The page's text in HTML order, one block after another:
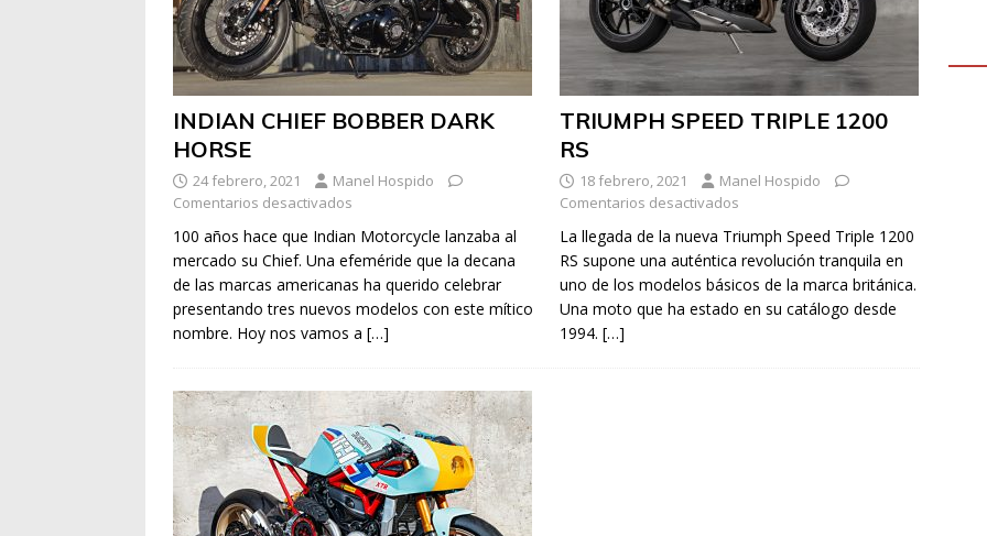
INDIAN CHIEF BOBBER DARK
HORSE
24 febrero, 2021
Manel Hospido
Comentarios desactivados
100 años hace que Indian Motorcycle lanzaba al
mercado su Chief. Una efeméride que la decana
de las marcas americanas ha querido celebrar
presentando tres nuevos modelos con este mítico
nombre. Hoy nos vamos a […]
TRIUMPH SPEED TRIPLE 1200
RS
18 febrero, 2021
Manel Hospido
Comentarios desactivados
La llegada de la nueva Triumph Speed Triple 1200
RS supone una auténtica revolución tranquila en
uno de los modelos básicos de la marca británica.
Una moto que ha estado en su catálogo desde
1994. […]